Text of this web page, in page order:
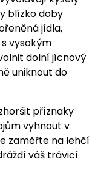
blízko doby
jídla,
vysokým
dolní jícnový
uniknout do
příznaky
vyhnout v
zaměřte na lehčí
váš trávicí